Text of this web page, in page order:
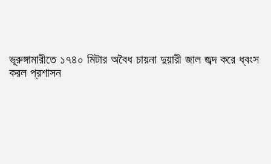
ভূরুঙ্গামারীতে ১৭৪০ মিটার অবৈধ চায়না দুয়ারী জাল জব্দ করে ধ্বংস
করল প্রশাসন